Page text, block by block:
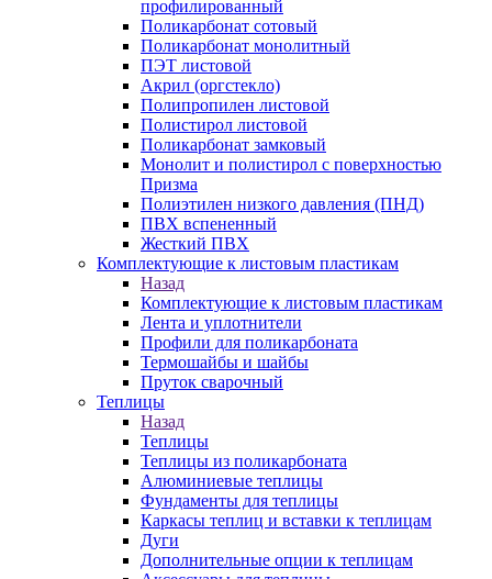
профилированный
Поликарбонат сотовый
Поликарбонат монолитный
ПЭТ листовой
Акрил (оргстекло)
Полипропилен листовой
Полистирол листовой
Поликарбонат замковый
Монолит и полистирол с поверхностью
Призма
Полиэтилен низкого давления (ПНД)
ПВХ вспененный
Жесткий ПВХ
Комплектующие к листовым пластикам
Назад
Комплектующие к листовым пластикам
Лента и уплотнители
Профили для поликарбоната
Термошайбы и шайбы
Пруток сварочный
Теплицы
Назад
Теплицы
Теплицы из поликарбоната
Алюминиевые теплицы
Фундаменты для теплицы
Каркасы теплиц и вставки к теплицам
Дуги
Дополнительные опции к теплицам